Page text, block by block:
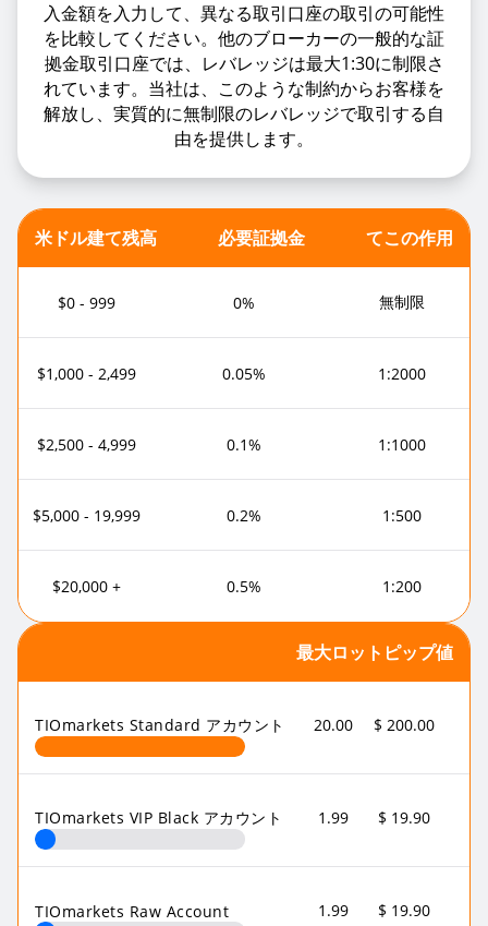
入金額を入力して、異なる取引口座の取引の可能性
を比較してください。他のブローカーの一般的な証
拠金取引口座では、レバレッジは最大1:30に制限さ
れています。当社は、このような制約からお客様を
解放し、実質的に無制限のレバレッジで取引する自
由を提供します。
米ドル建て残高 必要証拠金 てこの作用
$0 - 999 0% 無制限
$1,000 - 2,499 0.05% 1:2000
$2,500 - 4,999 0.1% 1:1000
$5,000 - 19,999 0.2% 1:500
$20,000 + 0.5% 1:200
最大ロット ピップ値
TIOmarkets Standard アカウント 20.00 $ 200.00
TIOmarkets VIP Black アカウント 1.99 $ 19.90
TIOmarkets Raw Account 1.99 $ 19.90